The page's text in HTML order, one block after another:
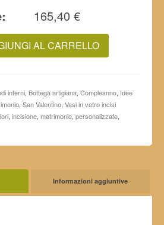
165,40 €
AL CARRELLO
interni, Bottega artigiana, Compleanno, Idee
, San Valentino, Vasi in vetro incisi
, incisione, matrimonio, personalizzato,
Informazioni aggiuntive